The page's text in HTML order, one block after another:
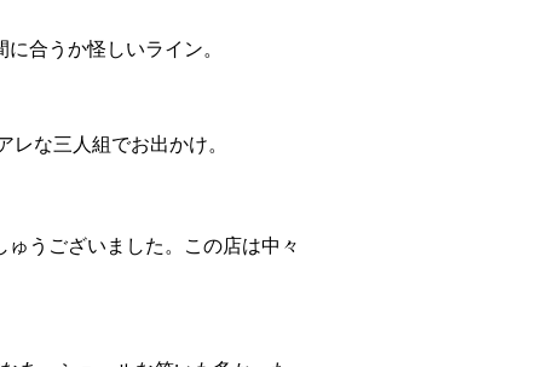
合うか怪しいライン。
な三人組でお出かけ。
うございました。この店は中々